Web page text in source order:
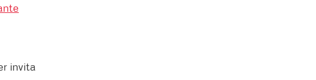
invita